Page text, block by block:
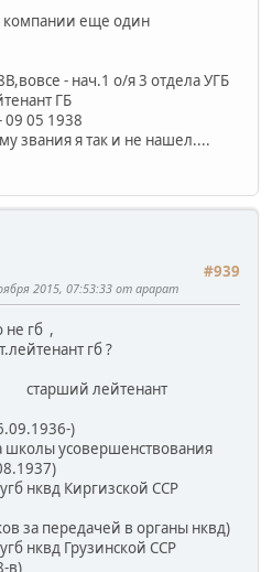
компании еще один
- нач.1 о/я 3 отдела УГБ
ГБ
05 1938
звания я так и не нашел....
#939
2015, 07:53:33 от арарат
не гб ,
гб ?
лейтенант
)
школы усовершенствования
нквд Киргизской ССР
за передачей в органы нквд)
нквд Грузинской ССР
в)